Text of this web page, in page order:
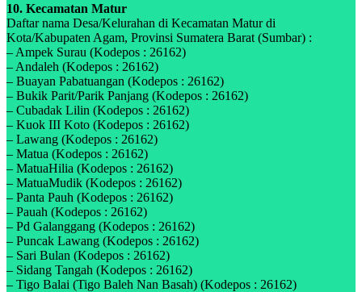
10. Kecamatan Matur
Daftar nama Desa/Kelurahan di Kecamatan Matur di
Kota/Kabupaten Agam, Provinsi Sumatera Barat (Sumbar) :
– Ampek Surau (Kodepos : 26162)
– Andaleh (Kodepos : 26162)
– Buayan Pabatuangan (Kodepos : 26162)
– Bukik Parit/Parik Panjang (Kodepos : 26162)
– Cubadak Lilin (Kodepos : 26162)
– Kuok III Koto (Kodepos : 26162)
– Lawang (Kodepos : 26162)
– Matua (Kodepos : 26162)
– MatuaHilia (Kodepos : 26162)
– MatuaMudik (Kodepos : 26162)
– Panta Pauh (Kodepos : 26162)
– Pauah (Kodepos : 26162)
– Pd Galanggang (Kodepos : 26162)
– Puncak Lawang (Kodepos : 26162)
– Sari Bulan (Kodepos : 26162)
– Sidang Tangah (Kodepos : 26162)
– Tigo Balai (Tigo Baleh Nan Basah) (Kodepos : 26162)